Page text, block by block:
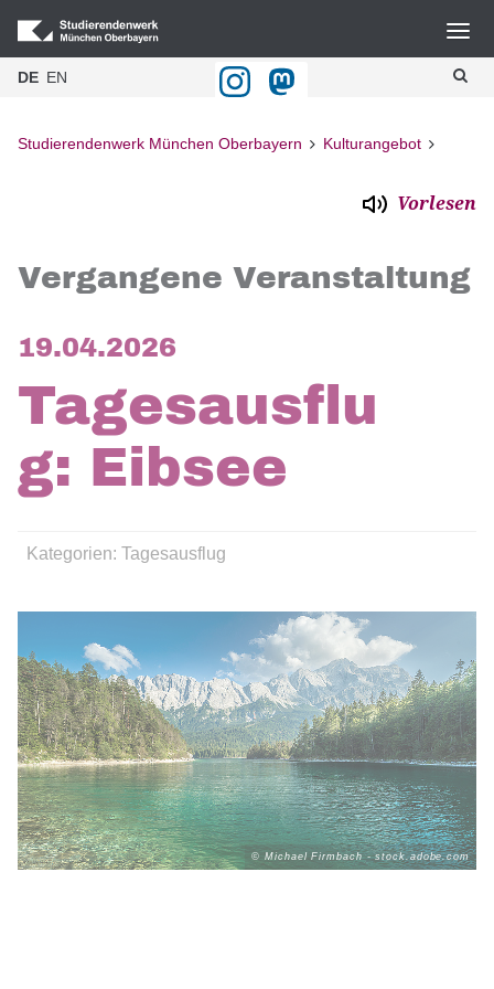
DE EN
Studierendenwerk München Oberbayern Kulturangebot
Vorlesen
Vergangene Veranstaltung
19.04.2026
Tagesausflu
g: Eibsee
Kategorien: Tagesausflug
© Michael Firmbach - stock.adobe.com